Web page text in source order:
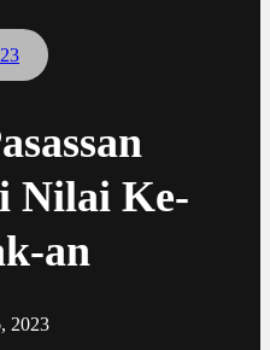
Nilai Ke-
an
2023